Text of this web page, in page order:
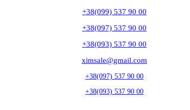
+38(099) 537 90 00
+38(097) 537 90 00
+38(093) 537 90 00
ximsale@gmail.com
+38(097) 537 90 00
+38(093) 537 90 00